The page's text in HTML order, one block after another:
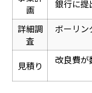
画
銀行に提
詳細調
査
ボーリン
見積り
改良費が